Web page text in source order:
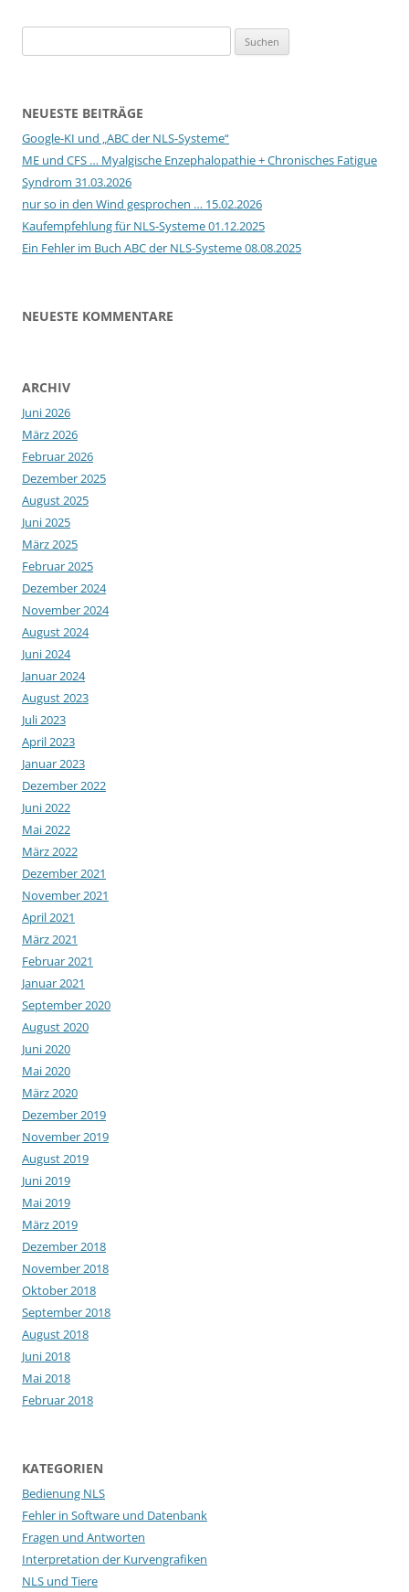
nach:
NEUESTE BEITRÄGE
Google-KI und „ABC der NLS-Systeme“
ME und CFS … Myalgische Enzephalopathie + Chronisches Fatigue
Syndrom 31.03.2026
nur so in den Wind gesprochen … 15.02.2026
Kaufempfehlung für NLS-Systeme 01.12.2025
Ein Fehler im Buch ABC der NLS-Systeme 08.08.2025
NEUESTE KOMMENTARE
ARCHIV
Juni 2026
März 2026
Februar 2026
Dezember 2025
August 2025
Juni 2025
März 2025
Februar 2025
Dezember 2024
November 2024
August 2024
Juni 2024
Januar 2024
August 2023
Juli 2023
April 2023
Januar 2023
Dezember 2022
Juni 2022
Mai 2022
März 2022
Dezember 2021
November 2021
April 2021
März 2021
Februar 2021
Januar 2021
September 2020
August 2020
Juni 2020
Mai 2020
März 2020
Dezember 2019
November 2019
August 2019
Juni 2019
Mai 2019
März 2019
Dezember 2018
November 2018
Oktober 2018
September 2018
August 2018
Juni 2018
Mai 2018
Februar 2018
KATEGORIEN
Bedienung NLS
Fehler in Software und Datenbank
Fragen und Antworten
Interpretation der Kurvengrafiken
NLS und Tiere